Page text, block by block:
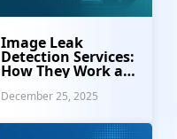
Image Leak
Detection Services:
How They Work and
December 25, 2025